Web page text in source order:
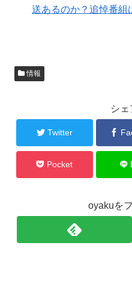
送あるのか？追悼番組
情報
シェ
Twitter
Pocket
oyakuを